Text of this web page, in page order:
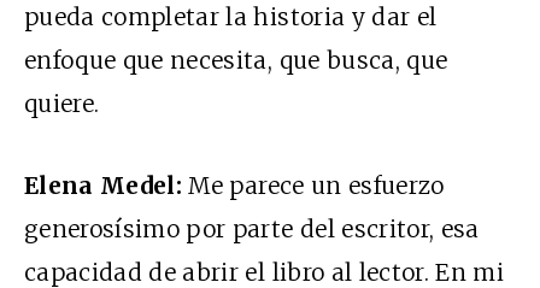
pueda completar la historia y dar el
enfoque que necesita, que busca, que
quiere.
Elena Medel: Me parece un esfuerzo
generosísimo por parte del escritor, esa
capacidad de abrir el libro al lector. En mi